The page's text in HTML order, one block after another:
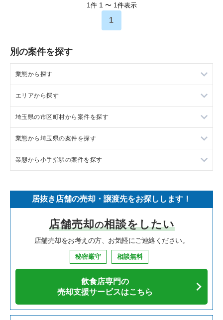
1 件 1 〜 1 件表示
1
別の案件を探す
業態から探す
ラーメンの居抜き売却物件の案件一覧
フランス料理の居抜き売却物件の案件一覧
イタリア料理の居抜き売却物件の案件一覧
中華の居抜き売却物件の案件一覧
寿司の居抜き売却物件の案件一覧
焼肉の居抜き売却物件の案件一覧
鉄板焼き・お好み焼の居抜き売却物件の案件一覧
カフェの居抜き売却物件の案件一覧
テイクアウトの居抜き売却物件の案件一覧
エリアから探す
東京23区の飲食店の居抜き売却物件の案件一覧
東京都下の飲食店の居抜き売却物件の案件一覧
千葉県の飲食店の居抜き売却物件の案件一覧
神奈川県の飲食店の居抜き売却物件の案件一覧
大阪府の飲食店の居抜き売却物件の案件一覧
兵庫県の飲食店の居抜き売却物件の案件一覧
愛知県の飲食店の居抜き売却物件の案件一覧
岐阜県の飲食店の居抜き売却物件の案件一覧
埼玉県の市区町村から案件を探す
上尾市の飲食店の居抜き売却物件の案件一覧
吉川市の飲食店の居抜き売却物件の案件一覧
さいたま市浦和区の飲食店の居抜き売却物件の案件一覧
さいたま市大宮区の飲食店の居抜き売却物件の案件一覧
入間市の飲食店の居抜き売却物件の案件一覧
久喜市の飲食店の居抜き売却物件の案件一覧
富士見市の飲食店の居抜き売却物件の案件一覧
業態から埼玉県の案件を探す
埼玉県のラーメンの居抜き売却物件の案件一覧
埼玉県のイタリア料理の居抜き売却物件の案件一覧
埼玉県の中華の居抜き売却物件の案件一覧
埼玉県のそば・うどんの居抜き売却物件の案件一覧
埼玉県の焼肉の居抜き売却物件の案件一覧
埼玉県の鉄板焼き・お好み焼の居抜き売却物件の案件一覧
業態から小手指駅の案件を探す
小手指駅の和食の居抜き売却物件の案件一覧
居抜き店舗の売却・譲渡先をお探しします！
店舗売却の相談をしたい
店舗売却をお考えの方、お気軽にご連絡ください。
秘密厳守 相談無料
飲食店専門の
売却支援サービスはこちら